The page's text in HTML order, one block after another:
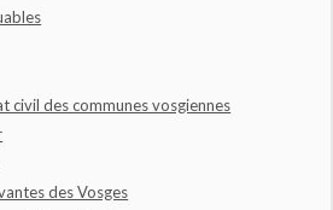
civil des communes vosgiennes
des Vosges